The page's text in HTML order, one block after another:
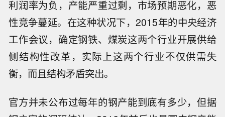
利润率为负，产能严重过剩，市场预期恶化，恶
性竞争蔓延。在这种状况下，2015年的中央经济
工作会议，确定钢铁、煤炭这两个行业开展供给
侧结构性改革，实际上这两个行业不仅供需失
衡，而且结构矛盾突出。
官方并未公布过每年的钢产能到底有多少，但据